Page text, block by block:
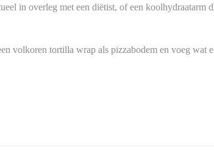
in overleg met een diëtist, of een koolhydraatarm
volkoren tortilla wrap als pizzabodem en voeg wat